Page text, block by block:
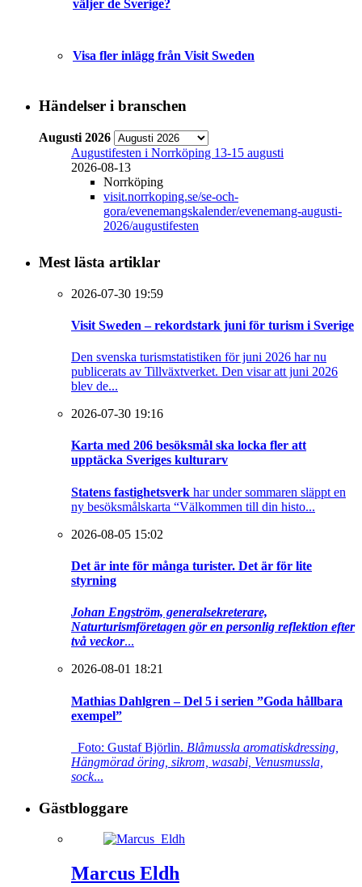
väljer de Sverige?
Visa fler inlägg från Visit Sweden
Händelser i branschen
Augusti 2026
Augustifesten i Norrköping 13-15 augusti
2026-08-13
Norrköping
visit.norrkoping.se/se-och-
gora/evenemangskalender/evenemang-augusti-
2026/augustifesten
Mest lästa artiklar
2026-07-30 19:59
Visit Sweden – rekordstark juni för turism i Sverige
Den svenska turismstatistiken för juni 2026 har nu
publicerats av Tillväxtverket. Den visar att juni 2026
blev de...
2026-07-30 19:16
Karta med 206 besöksmål ska locka fler att
upptäcka Sveriges kulturarv
Statens fastighetsverk har under sommaren släppt en
ny besöksmålskarta “Välkommen till din histo...
2026-08-05 15:02
Det är inte för många turister. Det är för lite
styrning
Johan Engström, generalsekreterare,
Naturturismföretagen gör en personlig reflektion efter
två veckor...
2026-08-01 18:21
Mathias Dahlgren – Del 5 i serien ”Goda hållbara
exempel”
Foto: Gustaf Björlin. Blåmussla aromatiskdressing,
Hängmörad öring, sikrom, wasabi, Venusmussla,
sock...
Gästbloggare
Marcus Eldh